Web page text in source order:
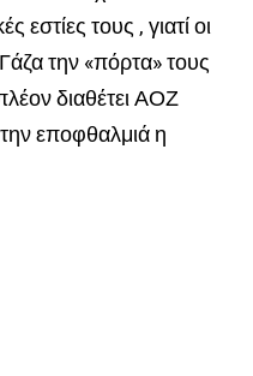
εστίες τους , γιατί οι
την «πόρτα» τους
διαθέτει ΑΟΖ
εποφθαλμιά η